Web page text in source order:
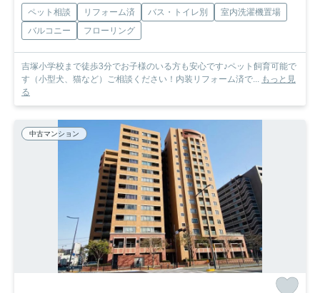
ペット相談 リフォーム済 バス・トイレ別
室内洗濯機置場
バルコニー
フローリング
吉塚小学校まで徒歩3分でお子様のいる方も安心です♪ペット飼育可能で
す（小型犬、猫など）ご相談ください！内装リフォーム済で... もっと見
る
中古マンション